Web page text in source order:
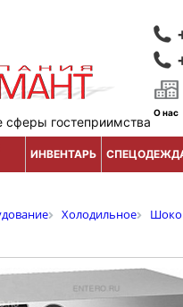
сферы гостеприимства
О нас
ИНВЕНТАРЬ
Холодильное